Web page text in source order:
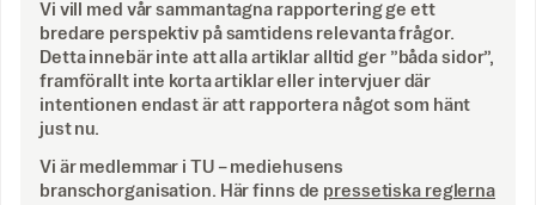
Vi vill med vår sammantagna rapportering ge ett
bredare perspektiv på samtidens relevanta frågor.
Detta innebär inte att alla artiklar alltid ger ”båda sidor”,
framförallt inte korta artiklar eller intervjuer där
intentionen endast är att rapportera något som hänt
just nu.
Vi är medlemmar i TU – mediehusens
branschorganisation. Här finns de pressetiska reglerna